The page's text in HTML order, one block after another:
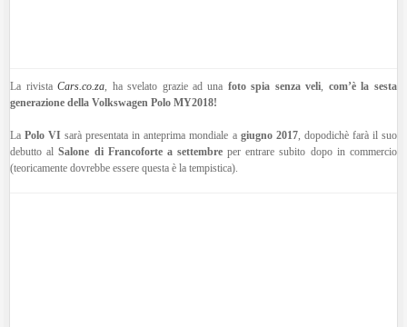
La rivistaCars.co.za, ha svelato grazie ad una foto spia senza veli, com’è la sesta
generazione della Volkswagen Polo MY2018!
La Polo VI sarà presentata in anteprima mondiale a giugno 2017, dopodichè farà il suo
debutto alSalone di Francoforte a settembre per entrare subito dopo in commercio
(teoricamente dovrebbe essere questa è la tempistica).